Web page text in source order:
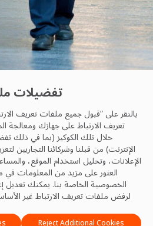
تفضيلات
بالنقر على “قبول جميع ملفات تعريف
تعريف الارتباط على جهازك ومعالجة
خلال تلك الكوكيز (بما في ذلك
الإنترنت) من قبلنا وشركائنا التجاريين
الإعلانات، وتحليل استخدام الموقع،
العثور على مزيد من المعلومات في
الخصوصية الخاصة بنا. يمكنك تعديل
لرفض ملفات تعريف الارتباط غير
Reject Additional Cookies